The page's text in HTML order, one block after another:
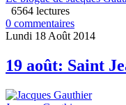
6564 lectures
0 commentaires
Lundi 18 Août 2014
19 août: Saint